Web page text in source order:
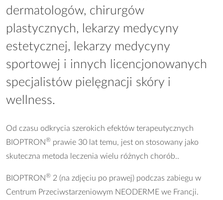
dermatologów, chirurgów
plastycznych, lekarzy medycyny
estetycznej, lekarzy medycyny
sportowej i innych licencjonowanych
specjalistów pielęgnacji skóry i
wellness.
Od czasu odkrycia szerokich efektów terapeutycznych
BIOPTRON® prawie 30 lat temu, jest on stosowany jako
skuteczna metoda leczenia wielu różnych chorób..
BIOPTRON® 2 (na zdjęciu po prawej) podczas zabiegu w
Centrum Przeciwstarzeniowym NEODERME we Francji.